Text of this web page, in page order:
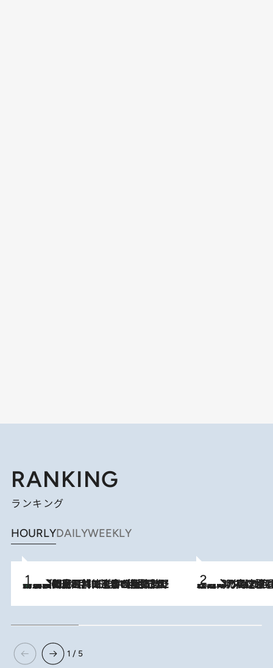
RANKING
ランキング
HOURLYDAILYWEEKLY
2026.8.8
「最後に見られてよかった」上野動物園の東園パンダ舎が解体前に特別公開。8月16日まで延長されたパネル展と共に辿る“半世紀”のパンダ飼育《解体工事の図面あり》 2026.8.7
「湘南乃風に憧れて」観客大盛上がりの“タオル回し”に、ラッパー顔負けの高速歌唱まで…さだまさし（74）のアグレッシブすぎる現在地
1 / 5